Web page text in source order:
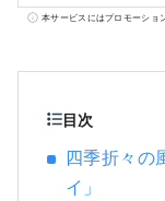
本サービスにはプロモーショ
目次
四季折々の
イ」